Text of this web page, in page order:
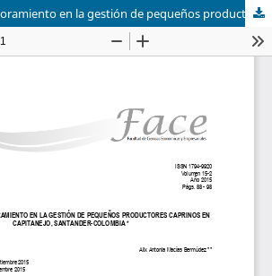
Propuesta de mejoramiento en la gestión de pequeños productores caprinos en Capitanejo, Santander-Colombia *